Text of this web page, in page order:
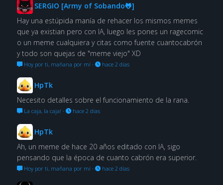
SERGIO [Army of Sobando🐸]
Hay una estúpida manía de rehacer los mismos memes
que ya existian pero con IA, luego les pones un ragecomic
o un meme cualquiera y citas como fuente cuantocabrón
y todo son quejas de "meme viejo" XD
Hoy por ti, mañana por mí· hace 2 días
HpTk
Necesito detalles sobre el funcionamiento de la rana.
La caja, la caja! · hace 2 días
HpTk
Ah, un meme de hace 20 años editado con IA, sigo
pensando que la época de cuanto cabrón era superior.
Hoy por ti, mañana por mí· hace 2 días